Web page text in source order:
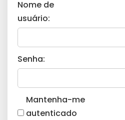
Nome de
usuário:
Senha:
Mantenha-me
autenticado